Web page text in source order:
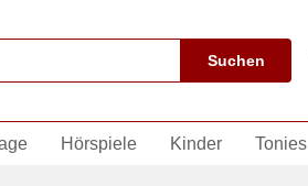
Suchen
Hörspiele Kinder Tonies